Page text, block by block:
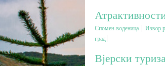
Спомен-воденица Извор
град
Вјерски